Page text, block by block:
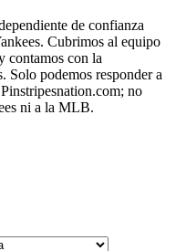
de confianza
Cubrimos al equipo
contamos con la
Solo podemos responder a
no
ni a la MLB.